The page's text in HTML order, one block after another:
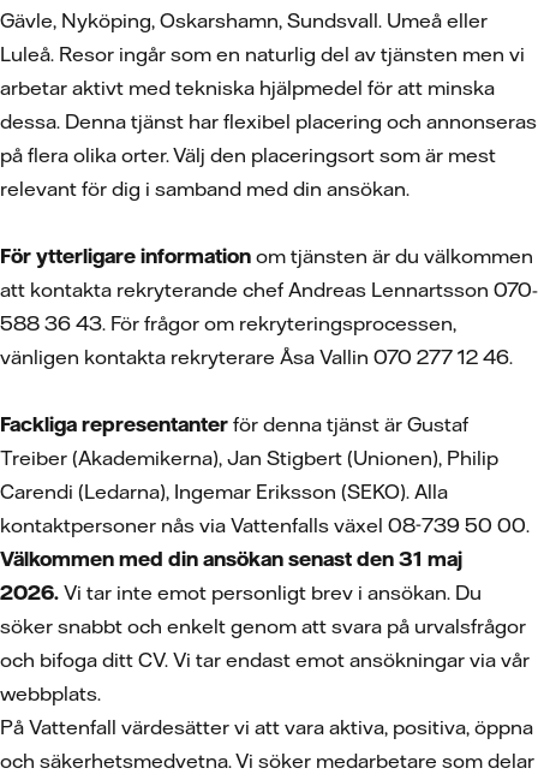
Gävle, Nyköping, Oskarshamn, Sundsvall. Umeå eller
Luleå. Resor ingår som en naturlig del av tjänsten men vi
arbetar aktivt med tekniska hjälpmedel för att minska
dessa. Denna tjänst har flexibel placering och annonseras
på flera olika orter. Välj den placeringsort som är mest
relevant för dig i samband med din ansökan.
För ytterligare information om tjänsten är du välkommen
att kontakta rekryterande chef Andreas Lennartsson 070-
588 36 43. För frågor om rekryteringsprocessen,
vänligen kontakta rekryterare Åsa Vallin 070 277 12 46.
Fackliga representanter för denna tjänst är Gustaf
Treiber (Akademikerna), Jan Stigbert (Unionen), Philip
Carendi (Ledarna), Ingemar Eriksson (SEKO). Alla
kontaktpersoner nås via Vattenfalls växel 08-739 50 00.
Välkommen med din ansökan senast den 31 maj
2026. Vi tar inte emot personligt brev i ansökan. Du
söker snabbt och enkelt genom att svara på urvalsfrågor
och bifoga ditt CV. Vi tar endast emot ansökningar via vår
webbplats.
På Vattenfall värdesätter vi att vara aktiva, positiva, öppna
och säkerhetsmedvetna. Vi söker medarbetare som delar